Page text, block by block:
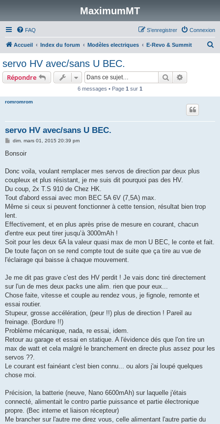
MaximumMT
FAQ Connexion
S’enregistrer
Accueil Index du forum Modèles electriques E-Revo & Summit
servo HV avec/sans U BEC.
Répondre Rechercher
6 messages • Page 1 sur 1
romromrom
servo HV avec/sans U BEC.
M
s
g
dim. mars 01, 2015 20:39 pm
Bonsoir
Donc voila, voulant remplacer mes servos de direction par deux plus
coupleux et plus résistant, je me suis dit pourquoi pas des HV.
Du coup, 2x T.S 910 de Chez HK.
Tout d'abord essai avec mon BEC 5A 6V (7,5A) max.
Même si ceux si peuvent fonctionner à cette tension, résultat bien trop
lent.
Effectivement, et en plus après prise de mesure en courant, chacun
d'entre eux peut tirer jusqu’à 3000mAh !
Soit pour les deux 6A la valeur quasi max de mon U BEC, le conte et fait.
De toute façon on se rend compte tout de suite que ça tire au vue de
l'éclairage qui baisse à chaque mouvement.
Je me dit pas grave c'est des HV perdit ! Je vais donc tiré directement
sur l'un de mes deux packs une alim. rien que pour eux...
Chose faite, vitesse et couple au rendez vous, je fignole, remonte et
essai routier.
Stupeur, grosse accélération, (peur !!) plus de direction ! Pareil au
freinage. (Bordure !!)
Problème mécanique, nada, re essai, idem.
Retour au garage et essai en statique. A l'évidence dés que l'on tire un
max de watt et cela malgré le branchement en directe plus assez pour les
servos ??.
Le courant est fainéant c'est bien connu... ou alors j'ai loupé quelques
chose moi.
Précision, la batterie (neuve, Nano 6600mAh) sur laquelle j'étais
connecté, alimentait le contro partie puissance et partie électronique
propre. (Bec interne et liaison récepteur)
Me brancher sur l'autre me direz vous, celle alimentant l'autre partie du